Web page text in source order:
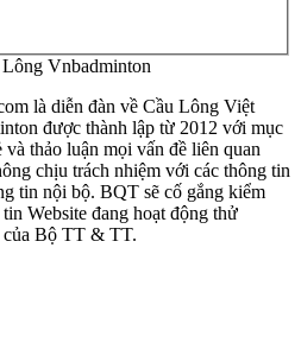
Vnbadminton
là diễn đàn về Cầu Lông Việt
được thành lập từ 2012 với mục
thảo luận mọi vấn đề liên quan
chịu trách nhiệm với các thông tin
tin nội bộ. BQT sẽ cố gắng kiểm
Website đang hoạt động thử
Bộ TT & TT.